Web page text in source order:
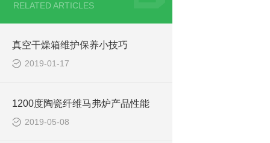
RELATED ARTICLES
真空干燥箱维护保养小技巧
2019-01-17
1200度陶瓷纤维马弗炉产品性能
2019-05-08